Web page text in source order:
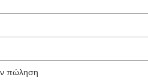
πώληση